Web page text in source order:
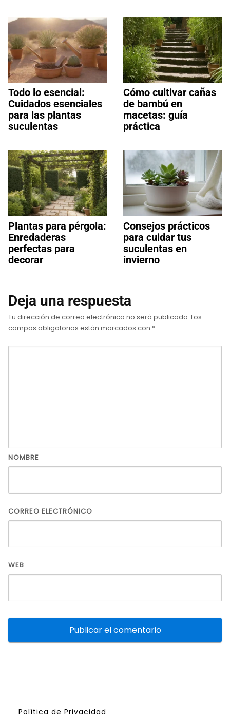
Todo lo esencial:
Cuidados esenciales
para las plantas
suculentas
Cómo cultivar cañas
de bambú en
macetas: guía
práctica
Plantas para pérgola:
Enredaderas
perfectas para
decorar
Consejos prácticos
para cuidar tus
suculentas en
invierno
Deja una respuesta
Tu dirección de correo electrónico no será publicada. Los
campos obligatorios están marcados con *
NOMBRE
CORREO ELECTRÓNICO
WEB
Política de Privacidad